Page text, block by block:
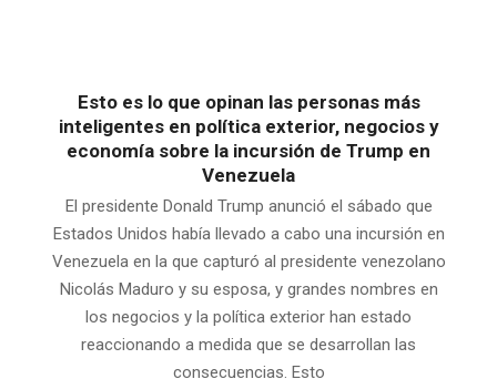
Esto es lo que opinan las personas más
inteligentes en política exterior, negocios y
economía sobre la incursión de Trump en
Venezuela
El presidente Donald Trump anunció el sábado que
Estados Unidos había llevado a cabo una incursión en
Venezuela en la que capturó al presidente venezolano
Nicolás Maduro y su esposa, y grandes nombres en
los negocios y la política exterior han estado
reaccionando a medida que se desarrollan las
consecuencias. Esto